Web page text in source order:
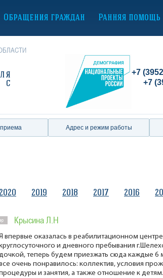
Обращения граждан Ранняя помощь
С
+7
+7
Адрес и режим работы
2020 2019 2018 2017 2016
Крысина Л.Н
впервые оказалась в реабилитационном
и дневного пребывания
теперь будем приезжать сюда каждые 6
очень понравилось: коллектив, условия
и занятия, а также отношение к